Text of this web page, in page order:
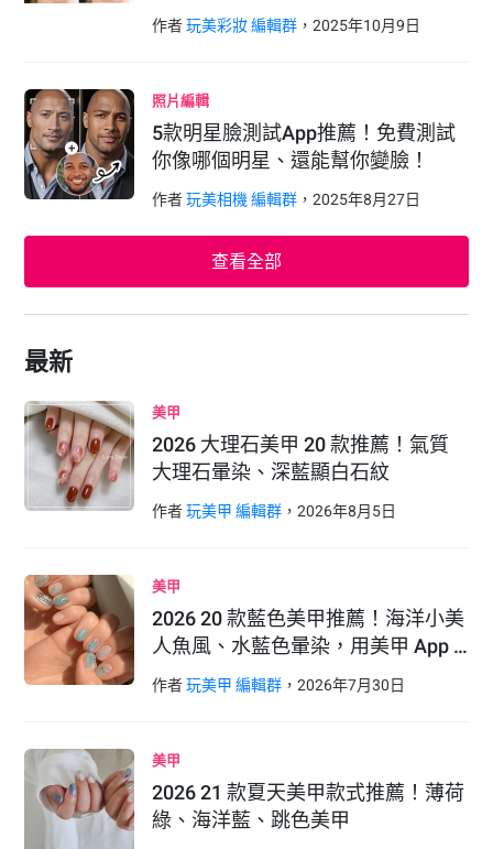
作者玩美彩妝 編輯群 ，2025年10月9 日
照片編輯
5款明星臉測試App推薦！免費測試
你像哪個明星、還能幫你變臉！
作者玩美相機 編輯群 ，2025年8月27日
查看全部
最新
美甲
2026 大理石美甲 20 款推薦！氣質
大理石暈染、深藍顯白石紋
作者玩美甲 編輯群 ，2026年8月 5日
美甲
2026 20 款藍色美甲推薦！海洋小美
人魚風、水藍色暈染，用美甲 App …
作者玩美甲 編輯群 ，2026年7月30 日
美甲
2026 21 款夏天美甲款式推薦！薄荷
綠、海洋藍、跳色美甲